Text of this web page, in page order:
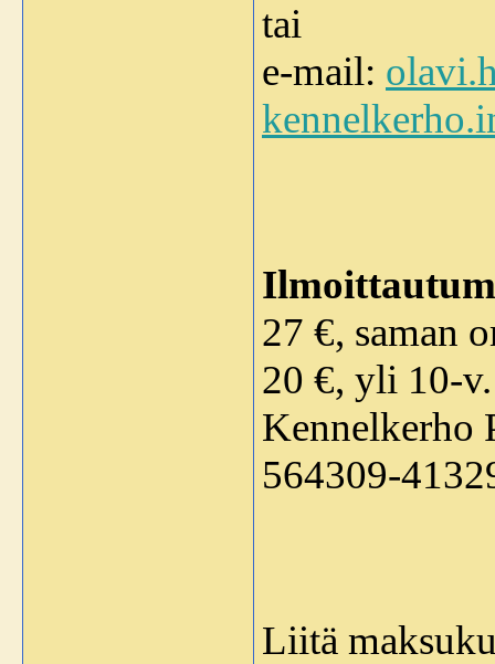
tai
e-mail:
27 €, saman
20 €, yli 10-
Kennelkerho
564309-
Liitä